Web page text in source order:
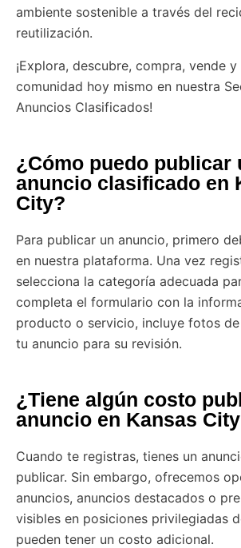
ambiente sostenible a través del
reutilización.
¡Explora, descubre, compra, vende
comunidad hoy mismo en nuestra
Anuncios Clasificados!
¿Cómo puedo publicar
anuncio clasificado en
City?
Para publicar un anuncio, primero
en nuestra plataforma. Una vez
selecciona la categoría adecuada
completa el formulario con la
producto o servicio, incluye fotos
tu anuncio para su revisión.
¿Tiene algún costo
anuncio en Kansas
Cuando te registras, tienes un
publicar. Sin embargo, ofrecemos
anuncios, anuncios destacados o
visibles en posiciones privilegiadas
pueden tener un costo adicional.